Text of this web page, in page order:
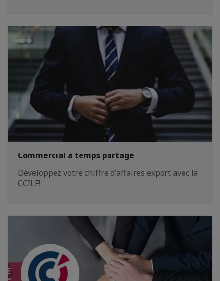
Commercial à temps partagé
Développez votre chiffre d'affaires export avec la
CCILF!